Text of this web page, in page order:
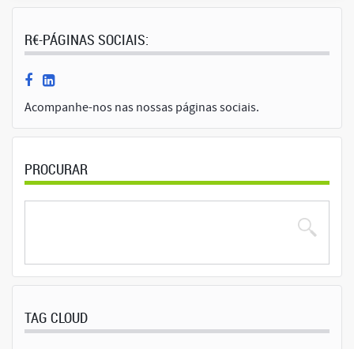
R€-PÁGINAS SOCIAIS:
Acompanhe-nos nas nossas páginas sociais.
PROCURAR
TAG CLOUD